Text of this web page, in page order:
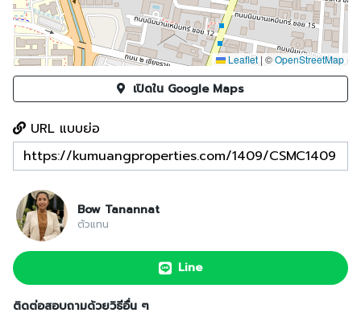
Leaflet | ©OpenStreetMap
เปิดใน Google Maps
URL แบบย่อ
Bow Tanannat
ตัวแทน
Line
ติดต่อสอบถามด้วยวิธีอื่น ๆ